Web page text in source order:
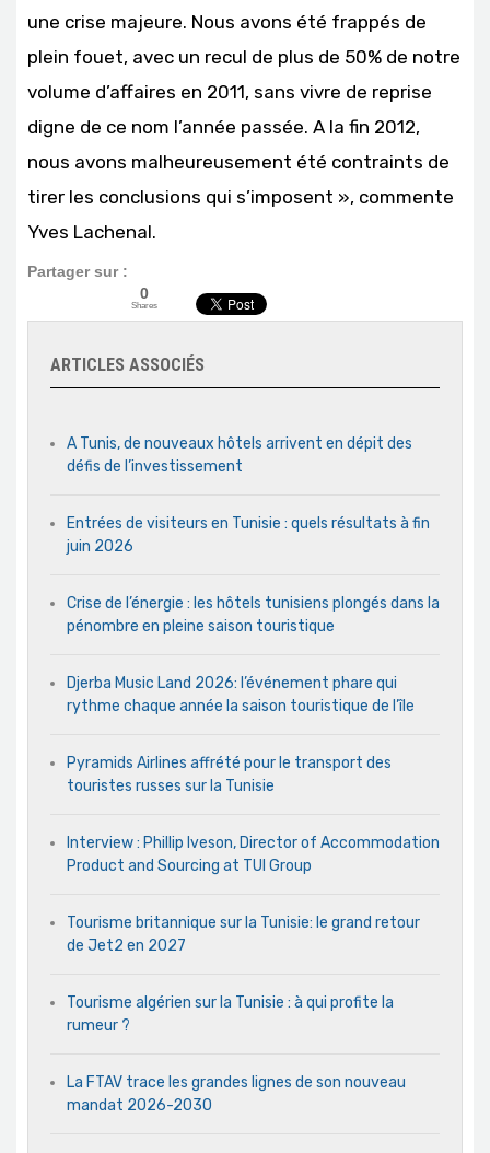
une crise majeure. Nous avons été frappés de
plein fouet, avec un recul de plus de 50% de notre
volume d’affaires en 2011, sans vivre de reprise
digne de ce nom l’année passée. A la fin 2012,
nous avons malheureusement été contraints de
tirer les conclusions qui s’imposent », commente
Yves Lachenal.
Partager sur :
0
Shares
ARTICLES ASSOCIÉS
A Tunis, de nouveaux hôtels arrivent en dépit des
défis de l’investissement
Entrées de visiteurs en Tunisie : quels résultats à fin
juin 2026
Crise de l’énergie : les hôtels tunisiens plongés dans la
pénombre en pleine saison touristique
Djerba Music Land 2026: l’événement phare qui
rythme chaque année la saison touristique de l’île
Pyramids Airlines affrété pour le transport des
touristes russes sur la Tunisie
Interview : Phillip Iveson, Director of Accommodation
Product and Sourcing at TUI Group
Tourisme britannique sur la Tunisie: le grand retour
de Jet2 en 2027
Tourisme algérien sur la Tunisie : à qui profite la
rumeur ?
La FTAV trace les grandes lignes de son nouveau
mandat 2026-2030